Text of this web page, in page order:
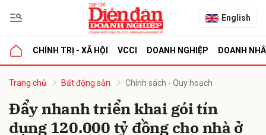
English
CHÍNH TRỊ - XÃ HỘI VCCI DOANH NGHIỆP DOANH
Trang chủ Bất động sản Chính sách - Quy hoạch
Đẩy nhanh triển khai gói tín
dụng 120.000 tỷ đồng cho nhà ở
luận